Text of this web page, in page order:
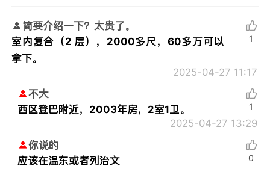
简要介绍一下？太贵了。
室内复合（2 层），2000多尺，60多万可以
拿下。
2025-04-27 11:17
1
不大
西区登巴附近，2003年房，2室1卫。
2025-04-27 13:29
1
你说的
应该在温东或者列治文
0